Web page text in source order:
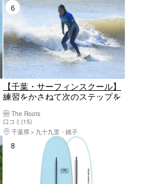
6位
【千葉・サーフィンスクール】
練習をかさねて次のステップを
The Roots
口コミ(15)
千葉県
九十九里・銚子
8位